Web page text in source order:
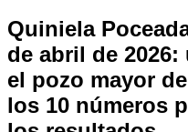
Quiniela
de abril de
el pozo mayor
los 10 números